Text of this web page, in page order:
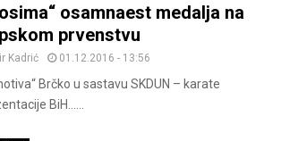
osamnaest medalja na
prvenstvu
Kadrić 01.12.2016 - 13:56
Brčko u sastavu SKDUN – karate
BiH......